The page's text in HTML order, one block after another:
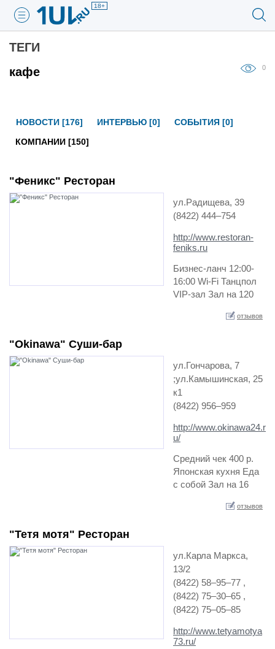
18+
ТЕГИ
кафе
0
НОВОСТИ [176] ИНТЕРВЬЮ [0]
СОБЫТИЯ [0]
КОМПАНИИ [150]
"Феникс" Ресторан
ул.Радищева, 39
(8422) 444‒754
http://www.restoran-
feniks.ru
Бизнес-ланч 12:00-
16:00 Wi-Fi Танцпол
VIP-зал Зал на 120
трансляции Еда сотзывов
"Okinawa" Cуши-бар
ул.Гончарова, 7
;ул.Камышинская, 25
к1
(8422) 956‒959
http://www.okinawa24.r
u/
Средний чек 400 р.
Японская кухня Еда
с собой Зал на 16
отзывов
"Тетя мотя" Ресторан
ул.Карла Маркса,
13/2
(8422) 58‒95‒77 ,
(8422) 75‒30‒65 ,
(8422) 75‒05‒85
http://www.tetyamotya
73.ru/